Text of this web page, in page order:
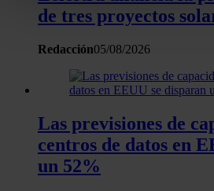
Identificar su dispositivo
digitales)
Obtenga más información sobre
datos personales y establezca sus
consentimiento en cualquier
de cookies.
de tres proyectos
Redacción05/08/2026
Las previsiones de
centros de datos en
un 52%